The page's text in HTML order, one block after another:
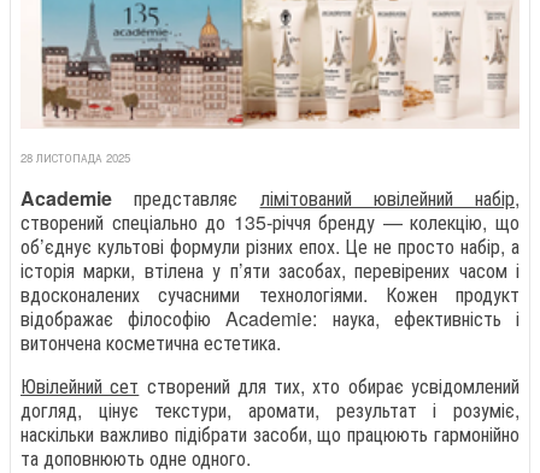
28 ЛИСТОПАДА 2025
Academie представляє лімітований ювілейний набір,
створений спеціально до 135-річчя бренду — колекцію, що
об’єднує культові формули різних епох. Це не просто набір, а
історія марки, втілена у п’яти засобах, перевірених часом і
вдосконалених сучасними технологіями. Кожен продукт
відображає філософію Academie: наука, ефективність і
витончена косметична естетика.
Ювілейний сет створений для тих, хто обирає усвідомлений
догляд, цінує текстури, аромати, результат і розуміє,
наскільки важливо підібрати засоби, що працюють гармонійно
та доповнюють одне одного.